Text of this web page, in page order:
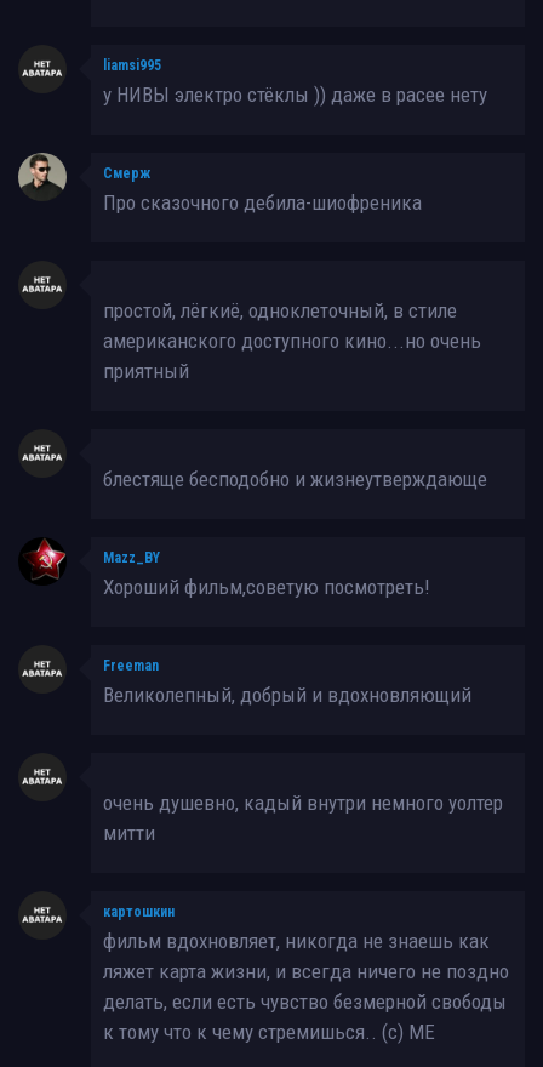
liamsi995
у НИВЫ электро стёклы )) даже в расее нету
Смерж
Про сказочного дебила-шиофреника
простой, лёгкиё, одноклеточный, в стиле
американского доступного кино...но очень
приятный
блестяще бесподобно и жизнеутверждающе
Mazz_BY
Хороший фильм,советую посмотреть!
Freeman
Великолепный, добрый и вдохновляющий
очень душевно, кадый внутри немного уолтер
митти
картошкин
фильм вдохновляет, никогда не знаешь как
ляжет карта жизни, и всегда ничего не поздно
делать, если есть чувство безмерной свободы
к тому что к чему стремишься.. (c) МЕ